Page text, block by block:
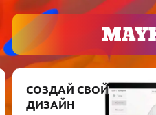
СОЗДАЙ СВОЙ
ДИЗАЙН